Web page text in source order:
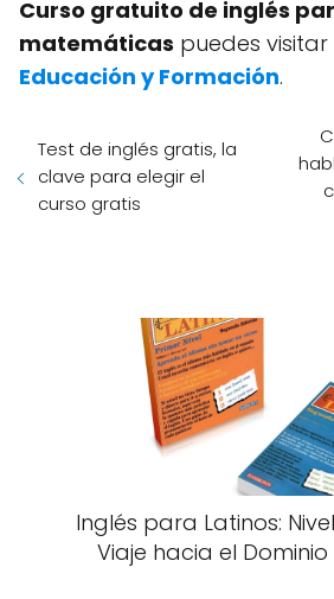
Curso gratuito de inglés
matemáticas puedes
Educación y Formación.
Test de inglés gratis, la
clave para elegir el
curso gratis
Inglés para Latinos:
Viaje hacia el